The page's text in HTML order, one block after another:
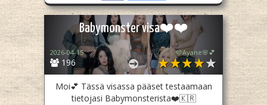
Babymonster visa❤️❤️
196
2026-04-15 🩷Ayane🌸💕
Moi💕 Tässä visassa pääset testaamaan
tietojasi Babymonsterista❤️🇰🇷